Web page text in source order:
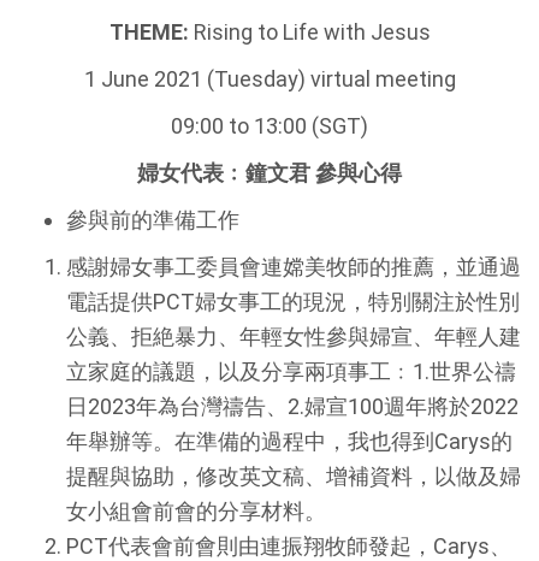
THEME: Rising to Life with Jesus
1 June 2021 (Tuesday) virtual meeting
09:00 to 13:00 (SGT)
婦女代表﹕鐘文君 參與心得
參與前的準備工作
感謝婦女事工委員會連嫦美牧師的推薦，並通過
電話提供PCT婦女事工的現況，特別關注於性別
公義、拒絶暴力、年輕女性參與婦宣、年輕人建
立家庭的議題，以及分享兩項事工﹕1.世界公禱
日2023年為台灣禱告、2.婦宣100週年將於2022
年舉辦等。在準備的過程中，我也得到Carys的
提醒與協助，修改英文稿、增補資料，以做及婦
女小組會前會的分享材料。
PCT代表會前會則由連振翔牧師發起，Carys、